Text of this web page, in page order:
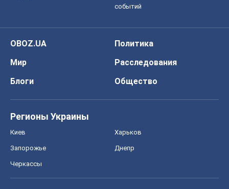
событий
OBOZ.UA
Политика
Мир
Расследования
Блоги
Общество
Регионы Украины
Киев Харьков
Запорожье Днепр
Черкассы